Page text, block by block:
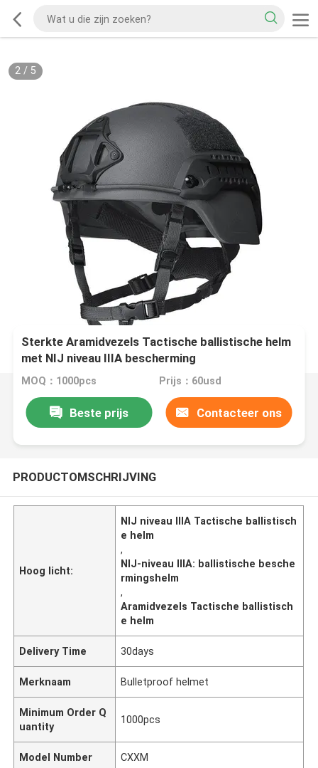
2/ 5
Sterkte Aramidvezels Tactische ballistische helm
met NIJ niveau IIIA bescherming
MOQ：1000pcs Prijs：60usd
Beste prijs Contacteer ons
PRODUCTOMSCHRIJVING
Hoog licht:
NIJ niveau IIIA Tactische ballistisch
e helm
,
NIJ-niveau IIIA: ballistische besche
rmingshelm
,
Aramidvezels Tactische ballistisch
e helm
Delivery Time 30days
Merknaam Bulletproof helmet
Minimum Order Q
uantity
1000pcs
Model Number CXXM